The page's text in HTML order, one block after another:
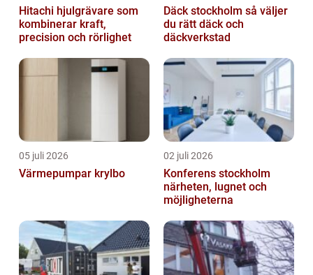
Hitachi hjulgrävare som
kombinerar kraft,
precision och rörlighet
Däck stockholm så väljer
du rätt däck och
däckverkstad
05 juli 2026
Värmepumpar krylbo
02 juli 2026
Konferens stockholm
närheten, lugnet och
möjligheterna